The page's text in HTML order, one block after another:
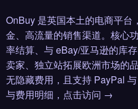
OnBuy 是英国本土的电商平台
金、高流量的销售渠道。核心
率结算、与 eBay/亚马逊的库
卖家、独立站拓展欧洲市场的
无隐藏费用，且支持 PayPal
与费用明细，点击访问 →